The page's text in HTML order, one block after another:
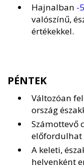
Hajnalban -
valószínű,
értékekkel.
PÉNTEK
Változóan
ország
Számottevő
előfordulhat
A keleti,
helyenként